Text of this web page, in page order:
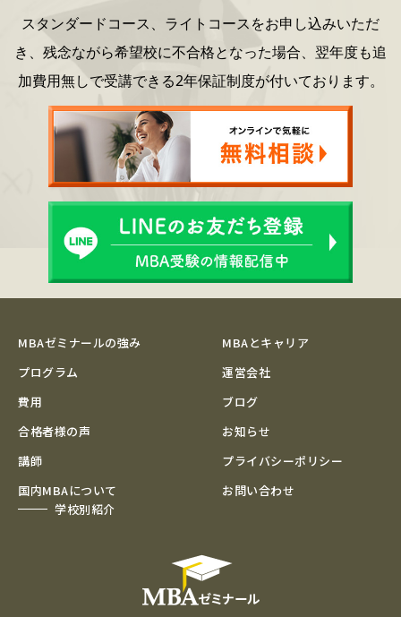
スタンダードコース、ライトコースをお申し込みいただ
き、 残念ながら希望校に不合格となった場合、 翌年度も追
加費用無しで受講できる2年保証制度が付いております。
MBAゼミナールの強み
プログラム
費用
合格者様の声
講師
国内MBAについて
学校別紹介
MBAとキャリア
運営会社
ブログ
お知らせ
プライバシーポリシー
お問い合わせ